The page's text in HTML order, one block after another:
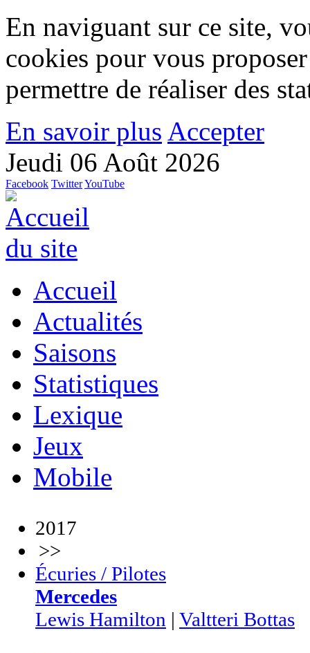
En naviguant sur ce site,
cookies pour vous
permettre de réaliser des
En savoir plus Accepter
Jeudi 06 Août 2026
Facebook TwitterYouTube
Accueil
Actualités
Saisons
Statistiques
Lexique
Jeux
Mobile
2017
>>
Écuries / Pilotes
Mercedes
Lewis Hamilton | Valtteri Bottas